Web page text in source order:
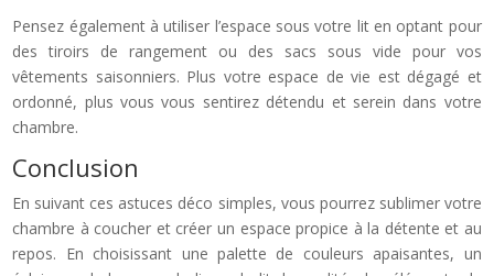
Pensez également à utiliser l’espace sous votre lit en optant pour
des tiroirs de rangement ou des sacs sous vide pour vos
vêtements saisonniers. Plus votre espace de vie est dégagé et
ordonné, plus vous vous sentirez détendu et serein dans votre
chambre.
Conclusion
En suivant ces astuces déco simples, vous pourrez sublimer votre
chambre à coucher et créer un espace propice à la détente et au
repos. En choisissant une palette de couleurs apaisantes, un